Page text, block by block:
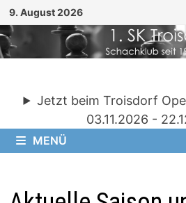
Zum
Inhalt
springen
9. August 2026
Jetzt beim Troisdorf
03.11.2026 -
MENÜ